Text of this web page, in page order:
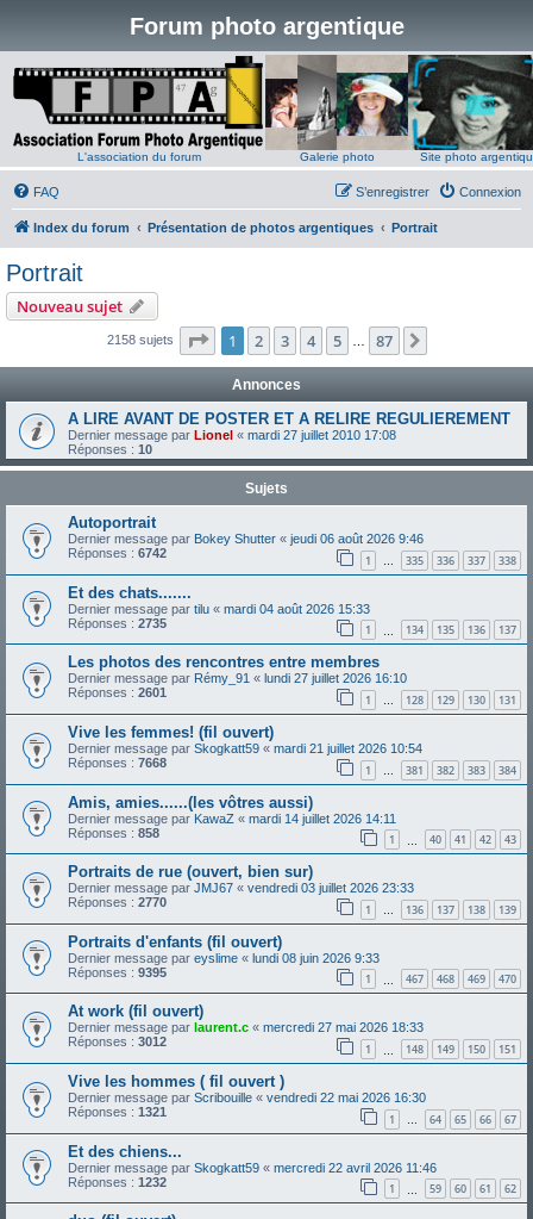
Forum photo argentique
L'association du forum Galerie photo Site photo
FAQ Connexion
S’enregistrer
Index du forum Présentation de photos argentiques Portrait
Portrait
Nouveau sujet
2158 sujets Page 1sur87
1 2 3 4 5 87
Annonces
A LIRE AVANT DE POSTER ET A RELIRE REGULIEREMENT
Dernier message par Lionel « mardi 27 juillet 2010 17:08
Réponses : 10
Sujets
Autoportrait
Dernier message par Bokey Shutter « jeudi 06 août 2026 9:46
Réponses : 6742 1 … 335 336 337 338
Et des chats.......
Dernier message par tilu « mardi 04 août 2026 15:33
Réponses : 2735 1 134 135 136 137
Les photos des rencontres entre membres
Dernier message par Rémy_91 « lundi 27 juillet 2026 16:10
Réponses : 2601 1 … 128 129 130 131
Vive les femmes! (fil ouvert)
Dernier message par Skogkatt59 « mardi 21 juillet 2026 10:54
Réponses : 7668 1 … 381 382 383 384
Amis, amies......(les vôtres aussi)
Dernier message par KawaZ « mardi 14 juillet 2026 14:11
Réponses : 858 1 40 41 42 43
Portraits de rue (ouvert, bien sur)
Dernier message par JMJ67 « vendredi 03 juillet 2026 23:33
Réponses : 2770 1 … 136 137 138 139
Portraits d'enfants (fil ouvert)
Dernier message par eyslime « lundi 08 juin 2026 9:33
Réponses : 9395 1 467 468 469 470
At work (fil ouvert)
Dernier message par laurent.c « mercredi 27 mai 2026 18:33
Réponses : 3012 1 148 149 150 151
Vive les hommes ( fil ouvert )
Dernier message par Scribouille « vendredi 22 mai 2026 16:30
Réponses : 1321 1 … 64 65 66 67
Et des chiens...
Dernier message par Skogkatt59 « mercredi 22 avril 2026 11:46
Réponses : 1232 1 59 60 61 62